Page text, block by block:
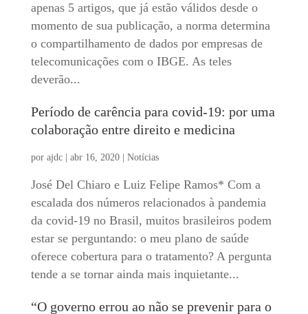
apenas 5 artigos, que já estão válidos desde o
momento de sua publicação, a norma determina
o compartilhamento de dados por empresas de
telecomunicações com o IBGE. As teles
deverão...
Período de carência para covid-19: por uma
colaboração entre direito e medicina
por ajdc| abr 16, 2020| Notícias
José Del Chiaro e Luiz Felipe Ramos* Com a
escalada dos números relacionados à pandemia
da covid-19 no Brasil, muitos brasileiros podem
estar se perguntando: o meu plano de saúde
oferece cobertura para o tratamento? A pergunta
tende a se tornar ainda mais inquietante...
“O governo errou ao não se prevenir para o